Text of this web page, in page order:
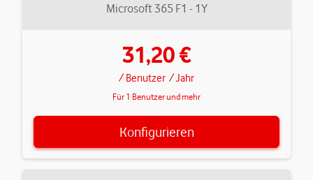
Microsoft 365 F1 - 1Y
31,20 €
/ Benutzer / Jahr
Für 1 Benutzer und mehr
Konfigurieren